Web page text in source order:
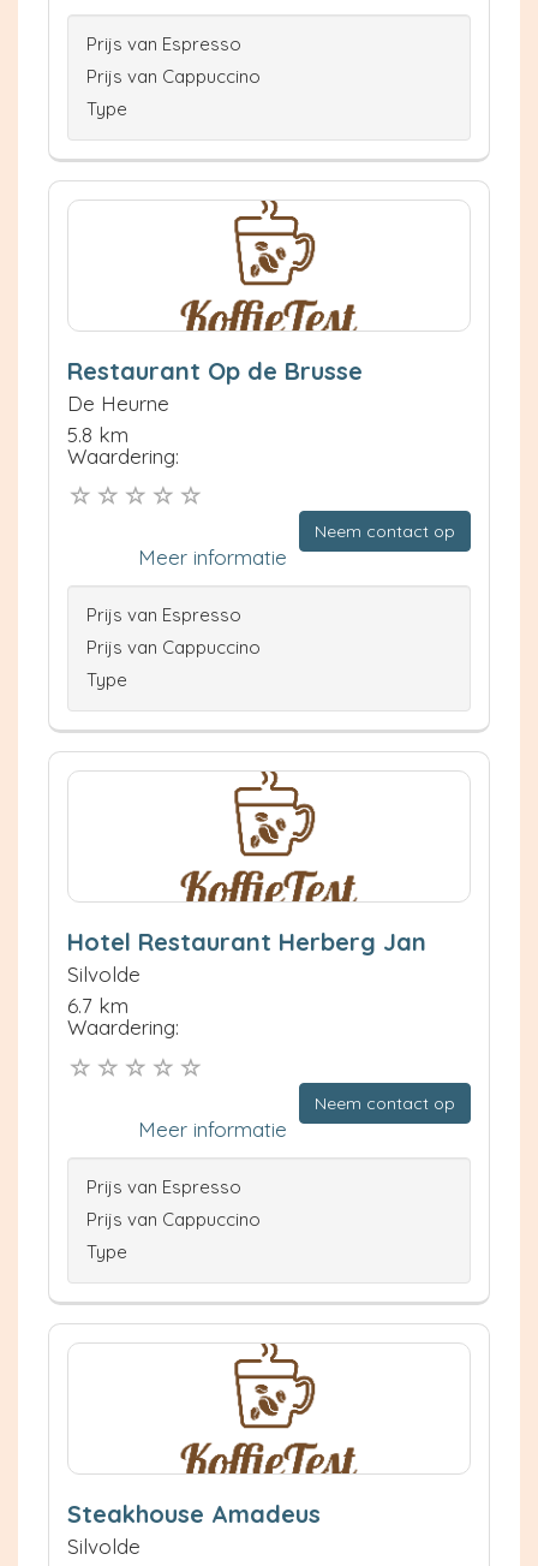
Prijs van Espresso
Prijs van Cappuccino
Type
Restaurant Op de Brusse
De Heurne
5.8 km
Waardering:
Neem contact op
Meer informatie
Prijs van Espresso
Prijs van Cappuccino
Type
Hotel Restaurant Herberg Jan
Silvolde
6.7 km
Waardering:
Neem contact op
Meer informatie
Prijs van Espresso
Prijs van Cappuccino
Type
Steakhouse Amadeus
Silvolde